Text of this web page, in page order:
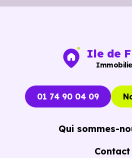
Ile de
01 74 90 04 09
Qui sommes-
A propos
Contact